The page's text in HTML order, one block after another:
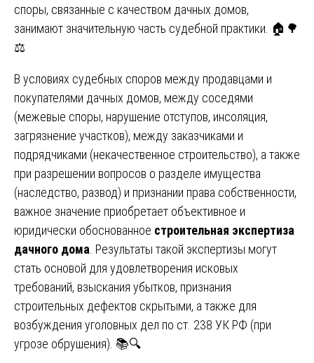
споры, связанные с качеством дачных домов,
занимают значительную часть судебной практики. 🏠🌳
⚖️
В условиях судебных споров между продавцами и
покупателями дачных домов, между соседями
(межевые споры, нарушение отступов, инсоляция,
загрязнение участков), между заказчиками и
подрядчиками (некачественное строительство), а также
при разрешении вопросов о разделе имущества
(наследство, развод) и признании права собственности,
важное значение приобретает объективное и
юридически обоснованное строительная экспертиза
дачного дома . Результаты такой экспертизы могут
стать основой для удовлетворения исковых
требований, взыскания убытков, признания
строительных дефектов скрытыми, а также для
возбуждения уголовных дел по ст. 238 УК РФ (при
угрозе обрушения). 📚🔍